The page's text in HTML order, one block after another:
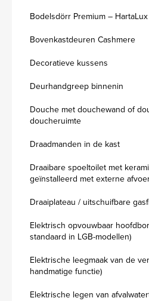
Bodelsdörr Premium – HartaLux
Bovenkastdeuren Cashmere
Decoratieve kussens
Deurhandgreep binnenin
Douche met douchewand of
doucheruimte
Draadmanden in de kast
Draaibare spoeltoilet met
geïnstalleerd met externe
Draaiplateau / uitschuifbare
Elektrisch opvouwbaar
standaard in LGB-modellen)
Elektrische leegmaak van de
handmatige functie)
Elektrische legen van